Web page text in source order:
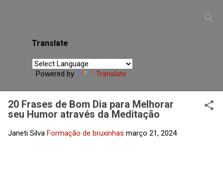
equilíbrio interior, clareza espiritual e fortalecimento da
Translate
Powered by Translate
20 Frases de Bom Dia para Melhorar
seu Humor através da Meditação
Janeti Silva Formação de bruxinhas março 21, 2024